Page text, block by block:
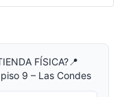
FÍSICA?📍
9 – Las Condes